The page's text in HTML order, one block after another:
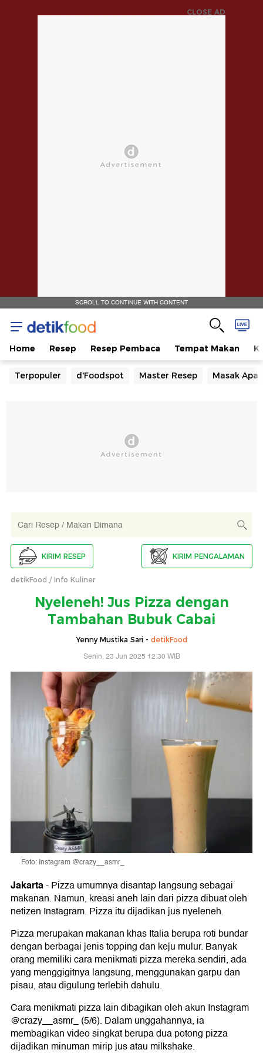
CLOSE AD
SCROLL TO CONTINUE WITH CONTENT
Home Resep Resep Pembaca Tempat Makan
Terpopuler d'Foodspot Master Resep Masak Apa
KIRIM RESEP KIRIM PENGALAMAN
detikFood Info Kuliner
Nyeleneh! Jus Pizza dengan
Tambahan Bubuk Cabai
Yenny Mustika Sari - detikFood
Senin, 23 Jun 2025 12:30 WIB
Foto: Instagram @crazy__asmr_
Jakarta-Pizza umumnya disantap langsung sebagai
makanan. Namun, kreasi aneh lain dari pizza dibuat oleh
netizen Instagram. Pizza itu dijadikan jus nyeleneh.
Pizza merupakan makanan khas Italia berupa roti bundar
dengan berbagai jenis topping dan keju mulur. Banyak
orang memiliki cara menikmati pizza mereka sendiri, ada
yang menggigitnya langsung, menggunakan garpu dan
pisau, atau digulung terlebih dahulu.
Cara menikmati pizza lain dibagikan oleh akun Instagram
@crazy__asmr_ (5/6). Dalam unggahannya, ia
membagikan video singkat berupa dua potong pizza
dijadikan minuman mirip jus atau milkshake.